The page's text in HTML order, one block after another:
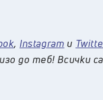
, Instagram и
до теб! Всички